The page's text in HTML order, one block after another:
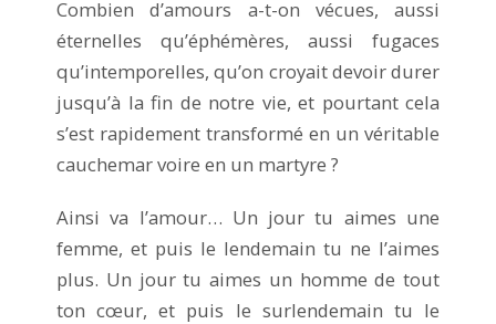
Combien d’amours a-t-on vécues, aussi
éternelles qu’éphémères, aussi fugaces
qu’intemporelles, qu’on croyait devoir durer
jusqu’à la fin de notre vie, et pourtant cela
s’est rapidement transformé en un véritable
cauchemar voire en un martyre ?
Ainsi va l’amour… Un jour tu aimes une
femme, et puis le lendemain tu ne l’aimes
plus. Un jour tu aimes un homme de tout
ton cœur, et puis le surlendemain tu le